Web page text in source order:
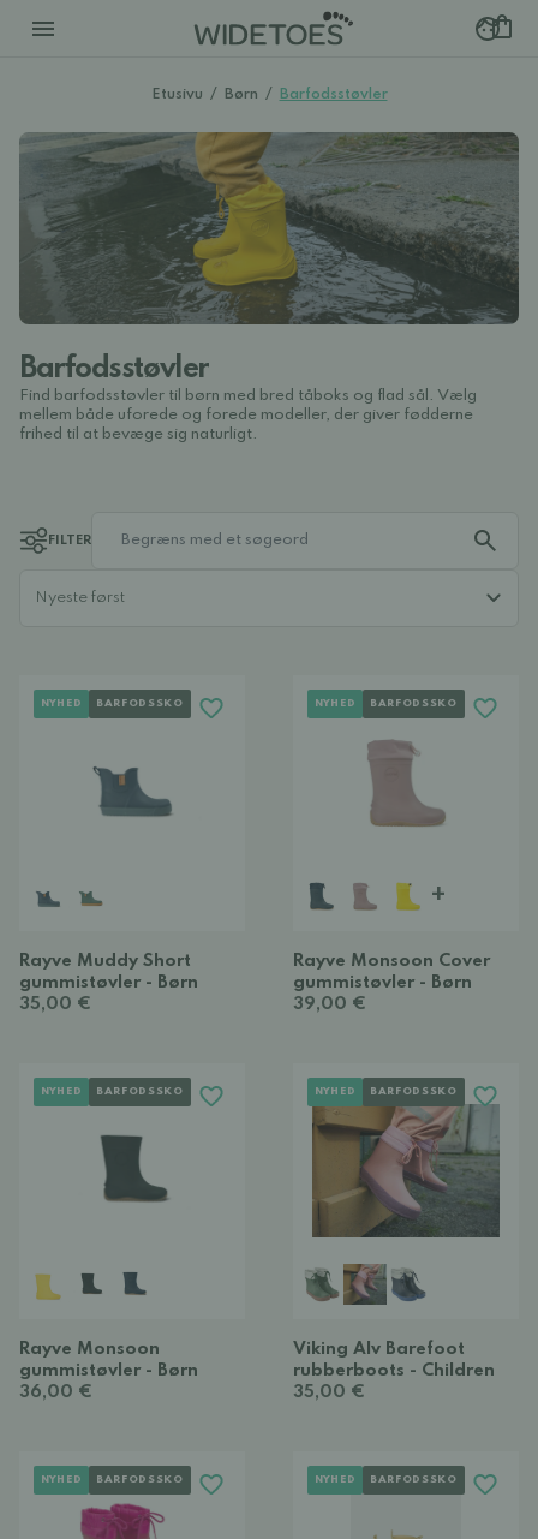
Etusivu / Børn / Barfodsstøvler
Barfodsstøvler
Find barfodsstøvler til børn med bred tåboks og flad sål. Vælg
mellem både uforede og forede modeller, der giver fødderne
frihed til at bevæge sig naturligt.
FILTER
NYHED BARFODSSKO
Rayve Muddy Short
gummistøvler - Børn
35,00 €
+
NYHED BARFODSSKO
Rayve Monsoon Cover
gummistøvler - Børn
39,00 €
NYHED BARFODSSKO
Rayve Monsoon
gummistøvler - Børn
36,00 €
NYHED BARFODSSKO
Viking Alv Barefoot
rubberboots - Children
35,00 €
NYHED BARFODSSKO NYHED BARFODSSKO